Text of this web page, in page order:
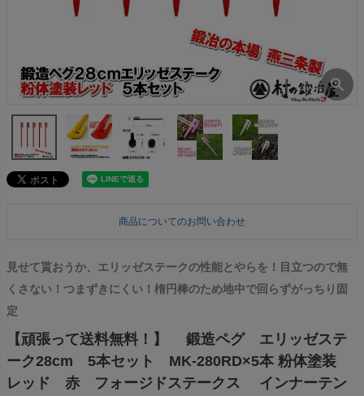
商品についてのお問い合わせ
見せて貰おうか、エリッゼステークの性能とやらを！目立つので無
くさない！つまずきにくい！楕円棒のため地中で回らずがっちり固
定
【頑張って送料無料！】 鍛造ペグ エリッゼステ
ーク28cm 5本セット MK-280RD×5本 粉体塗装
レッド 赤 フォージドステークス インナーテン